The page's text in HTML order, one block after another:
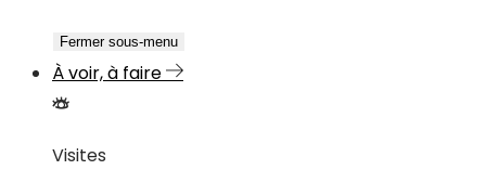
Fermer sous-menu
À voir, à faire
Visites